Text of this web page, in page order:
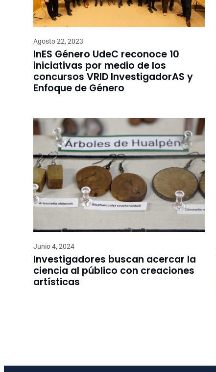
Agosto 22, 2023
InES Género UdeC reconoce 10
iniciativas por medio de los
concursos VRID InvestigadorAS y
Enfoque de Género
Junio 4, 2024
Investigadores buscan acercar la
ciencia al público con creaciones
artísticas